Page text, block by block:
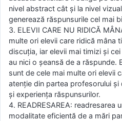
nivel abstract cât şi la nivel
generează răspunsurile cel mai
3. ELEVII CARE NU RIDICĂ
multe ori elevii care ridică mâna
discuţia, iar elevii mai timizi şi
au nici o şeansă de a răspunde.
sunt de cele mai multe ori elevii
atenţie din partea profesorului
şi experienţa răspunsurilor.
4. READRESAREA: readresarea
modalitate eficientă de a mări